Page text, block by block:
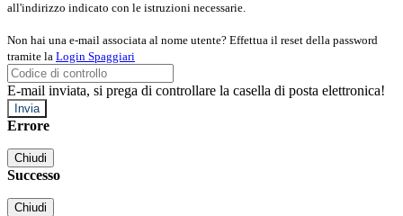
all'indirizzo indicato con le istruzioni necessarie.
Non hai una e-mail associata al nome utente? Effettua il reset della password
tramite la Login Spaggiari
E-mail inviata, si prega di controllare la casella di posta elettronica!
Errore
Chiudi
Successo
Chiudi